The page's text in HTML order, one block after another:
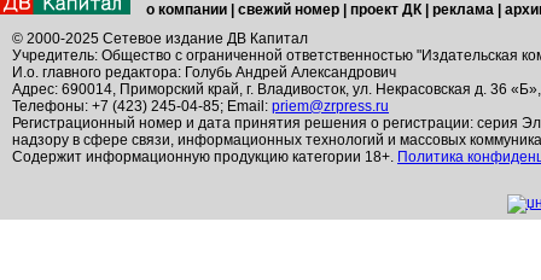
о компании свежий номер проект ДК реклама
© 2000-2025 Сетевое издание ДВ Капитал
Учредитель: Общество с ограниченной ответственностью "Издательская
И.о. главного редактора: Голубь Андрей Александрович
Адрес: 690014, Приморский край, г. Владивосток, ул. Некрасовская д. 36
Телефоны: +7 (423) 245-04-85; Email: priem@zrpress.ru
Регистрационный номер и дата принятия решения о регистрации: серия
надзору в сфере связи, информационных технологий и массовых
Содержит информационную продукцию категории 18+. Политика